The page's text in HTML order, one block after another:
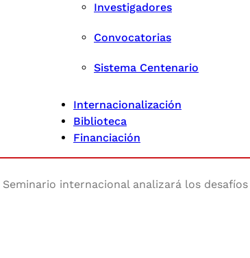
Investigadores
Convocatorias
Sistema Centenario
Internacionalización
Biblioteca
Financiación
internacional analizará los